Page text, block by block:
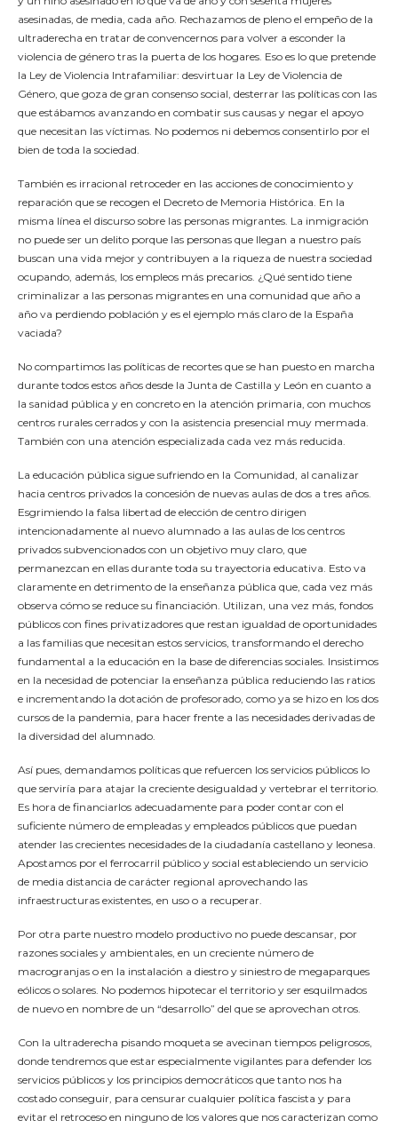
asesinadas, de media, cada año. Rechazamos de pleno el empeño de la
ultraderecha en tratar de convencernos para volver a esconder la
violencia de género tras la puerta de los hogares. Eso es lo que pretende
la Ley de Violencia Intrafamiliar: desvirtuar la Ley de Violencia de
Género, que goza de gran consenso social, desterrar las políticas con las
que estábamos avanzando en combatir sus causas y negar el apoyo
que necesitan las víctimas. No podemos ni debemos consentirlo por el
bien de toda la sociedad.
También es irracional retroceder en las acciones de conocimiento y
reparación que se recogen el Decreto de Memoria Histórica. En la
misma línea el discurso sobre las personas migrantes. La inmigración
no puede ser un delito porque las personas que llegan a nuestro país
buscan una vida mejor y contribuyen a la riqueza de nuestra sociedad
ocupando, además, los empleos más precarios. ¿Qué sentido tiene
criminalizar a las personas migrantes en una comunidad que año a
año va perdiendo población y es el ejemplo más claro de la España
vaciada?
No compartimos las políticas de recortes que se han puesto en marcha
durante todos estos años desde la Junta de Castilla y León en cuanto a
la sanidad pública y en concreto en la atención primaria, con muchos
centros rurales cerrados y con la asistencia presencial muy mermada.
También con una atención especializada cada vez más reducida.
La educación pública sigue sufriendo en la Comunidad, al canalizar
hacia centros privados la concesión de nuevas aulas de dos a tres años.
Esgrimiendo la falsa libertad de elección de centro dirigen
intencionadamente al nuevo alumnado a las aulas de los centros
privados subvencionados con un objetivo muy claro, que
permanezcan en ellas durante toda su trayectoria educativa. Esto va
claramente en detrimento de la enseñanza pública que, cada vez más
observa cómo se reduce su financiación. Utilizan, una vez más, fondos
públicos con fines privatizadores que restan igualdad de oportunidades
a las familias que necesitan estos servicios, transformando el derecho
fundamental a la educación en la base de diferencias sociales. Insistimos
en la necesidad de potenciar la enseñanza pública reduciendo las ratios
e incrementando la dotación de profesorado, como ya se hizo en los dos
cursos de la pandemia, para hacer frente a las necesidades derivadas de
la diversidad del alumnado.
Así pues, demandamos políticas que refuercen los servicios públicos lo
que serviría para atajar la creciente desigualdad y vertebrar el territorio.
Es hora de financiarlos adecuadamente para poder contar con el
suficiente número de empleadas y empleados públicos que puedan
atender las crecientes necesidades de la ciudadanía castellano y leonesa.
Apostamos por el ferrocarril público y social estableciendo un servicio
de media distancia de carácter regional aprovechando las
infraestructuras existentes, en uso o a recuperar.
Por otra parte nuestro modelo productivo no puede descansar, por
razones sociales y ambientales, en un creciente número de
macrogranjas o en la instalación a diestro y siniestro de megaparques
eólicos o solares. No podemos hipotecar el territorio y ser esquilmados
de nuevo en nombre de un “desarrollo” del que se aprovechan otros.
Con la ultraderecha pisando moqueta se avecinan tiempos peligrosos,
donde tendremos que estar especialmente vigilantes para defender los
servicios públicos y los principios democráticos que tanto nos ha
costado conseguir, para censurar cualquier política fascista y para
evitar el retroceso en ninguno de los valores que nos caracterizan como